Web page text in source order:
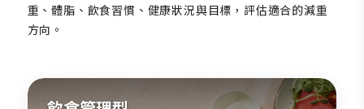
重、體脂、飲食習慣、健康狀況與目標，評估適合的減重
方向。